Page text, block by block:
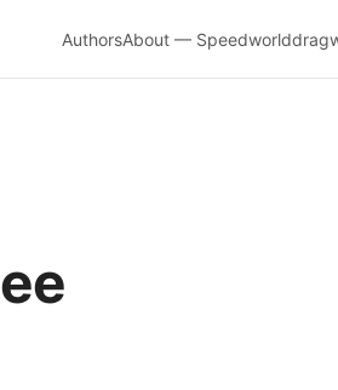
AuthorsAbout —